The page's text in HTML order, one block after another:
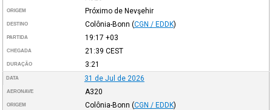
ORIGEM Próximo de Nevşehir
DESTINO Colônia-Bonn (CGN / EDDK)
PARTIDA 19:17 +03
CHEGADA 21:39 CEST
DURAÇÃO 3:21
DATA 31 de Jul de 2026
AERONAVE A320
ORIGEM Colônia-Bonn (CGN / EDDK)